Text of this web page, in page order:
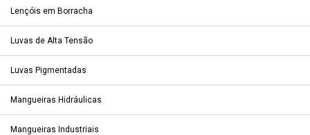
Lençóis em Borracha
Luvas de Alta Tensão
Luvas Pigmentadas
Mangueiras Hidráulicas
Mangueiras Industriais